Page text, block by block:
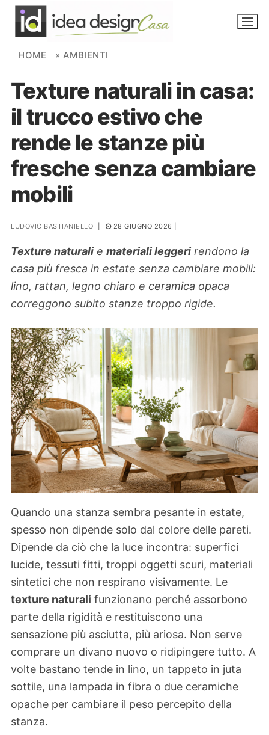
Skip to content
NOVITÀ
AMBIENTI
FAI DA TE
PIANTE
Ortaggio
HOME » AMBIENTI
Texture naturali in casa:
il trucco estivo che
rende le stanze più
fresche senza cambiare
mobili
LUDOVIC BASTIANIELLO 28 GIUGNO 2026
Texture naturali e materiali leggeri rendono la
casa più fresca in estate senza cambiare mobili:
lino, rattan, legno chiaro e ceramica opaca
correggono subito stanze troppo rigide.
Quando una stanza sembra pesante in estate,
spesso non dipende solo dal colore delle pareti.
Dipende da ciò che la luce incontra: superfici
lucide, tessuti fitti, troppi oggetti scuri, materiali
sintetici che non respirano visivamente. Le
texture naturali funzionano perché assorbono
parte della rigidità e restituiscono una
sensazione più asciutta, più ariosa. Non serve
comprare un divano nuovo o ridipingere tutto. A
volte bastano tende in lino, un tappeto in juta
sottile, una lampada in fibra o due ceramiche
opache per cambiare il peso percepito della
stanza.